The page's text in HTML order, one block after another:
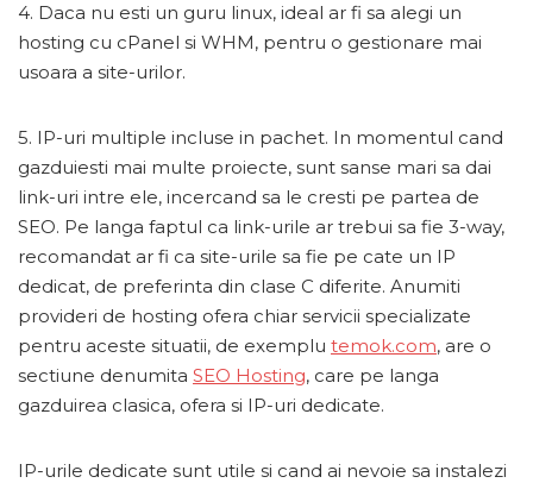
4. Daca nu esti un guru linux, ideal ar fi sa alegi un
hosting cu cPanel si WHM, pentru o gestionare mai
usoara a site-urilor.
5. IP-uri multiple incluse in pachet. In momentul cand
gazduiesti mai multe proiecte, sunt sanse mari sa dai
link-uri intre ele, incercand sa le cresti pe partea de
SEO. Pe langa faptul ca link-urile ar trebui sa fie 3-way,
recomandat ar fi ca site-urile sa fie pe cate un IP
dedicat, de preferinta din clase C diferite. Anumiti
provideri de hosting ofera chiar servicii specializate
pentru aceste situatii, de exemplu temok.com, are o
sectiune denumita SEO Hosting, care pe langa
gazduirea clasica, ofera si IP-uri dedicate.
IP-urile dedicate sunt utile si cand ai nevoie sa instalezi